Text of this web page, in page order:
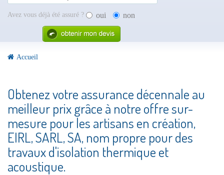
Avez vous déjà été assuré ? oui non
Accueil
Obtenez votre assurance décennale au
meilleur prix grâce à notre offre sur-
mesure pour les artisans en création,
EIRL, SARL, SA, nom propre pour des
travaux d'isolation thermique et
acoustique.